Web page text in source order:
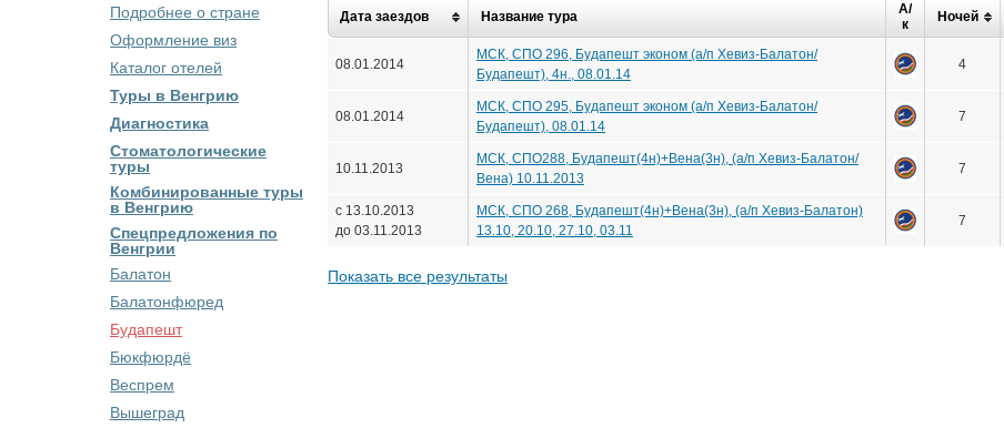
Подробнее о стране
Оформление виз
Каталог отелей
Туры в Венгрию
Диагностика
Стоматологические
туры
Комбинированные туры
в Венгрию
Спецпредложения по
Венгрии
Балатон
Балатонфюред
Будапешт
Бюкфюрдё
Веспрем
Вышеград
Дата заездов Название тура
А/
к
Ночей
08.01.2014
МСК, СПО 296, Будапешт эконом (а/п Хевиз-Балатон/
Будапешт), 4н., 08.01.14
4
08.01.2014
МСК, СПО 295, Будапешт эконом (а/п Хевиз-Балатон/
Будапешт), 08.01.14
7
10.11.2013
МСК, СПО288, Будапешт(4н)+Вена(3н), (а/п Хевиз-Балатон/
Вена) 10.11.2013
7
с 13.10.2013
до 03.11.2013
МСК, СПО 268, Будапешт(4н)+Вена(3н), (а/п Хевиз-Балатон)
13.10, 20.10, 27.10, 03.11
7
Показать все результаты